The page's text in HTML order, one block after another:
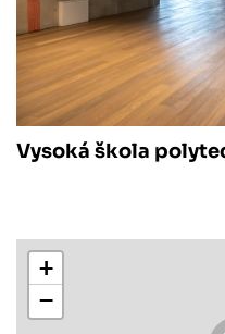
Vysoká škola
+
−